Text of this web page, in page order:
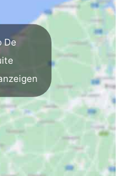
De